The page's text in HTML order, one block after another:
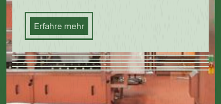
Erfahre mehr